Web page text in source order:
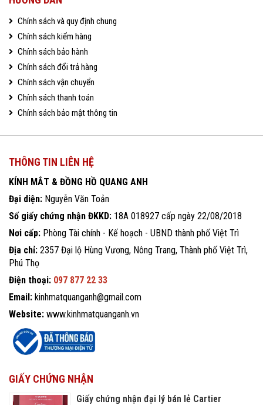
Chính sách và quy định chung
Chính sách kiểm hàng
Chính sách bảo hành
Chính sách đổi trả hàng
Chính sách vận chuyển
Chính sách thanh toán
Chính sách bảo mật thông tin
THÔNG TIN LIÊN HỆ
KÍNH MẮT & ĐỒNG HỒ QUANG ANH
Đại diện: Nguyễn Văn Toản
Số giấy chứng nhận ĐKKD: 18A 018927 cấp ngày 22/08/2018
Nơi cấp: Phòng Tài chính - Kế hoạch - UBND thành phố Việt Trì
Địa chỉ: 2357 Đại lộ Hùng Vương, Nông Trang, Thành phố Việt Trì,
Phú Thọ
Điện thoại: 097 877 22 33
Email: kinhmatquanganh@gmail.com
Website: www.kinhmatquanganh.vn
GIẤY CHỨNG NHẬN
Giấy chứng nhận đại lý bán lẻ Cartier